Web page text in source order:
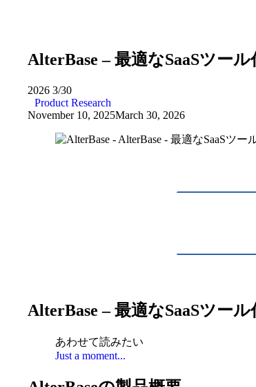
AlterBase – 最適なSaaSツー
2026 3/30
Product Research
November 10, 2025March 30, 2026
AlterBase – 最適なSaaSツー
あわせて読みたい
Just a moment...